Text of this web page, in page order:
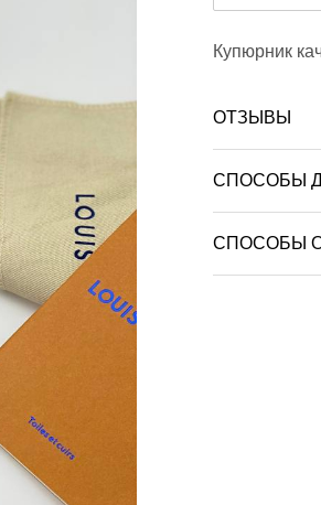
Купюрник
ОТЗЫВЫ
СПОСОБЫ
СПОСОБЫ